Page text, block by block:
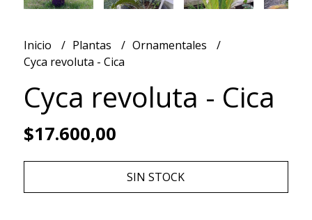
Inicio Plantas
Ornamentales
Cyca revoluta - Cica
Cyca revoluta - Cica
$17.600,00
SIN STOCK